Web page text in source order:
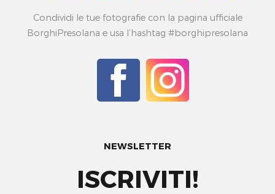
Condividi le tue fotografie con la pagina ufficiale
BorghiPresolana e usa l’hashtag #borghipresolana
NEWSLETTER
ISCRIVITI!